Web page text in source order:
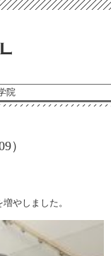
院
）
やしました。